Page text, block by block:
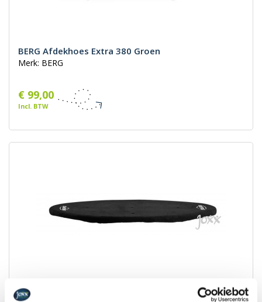
BERG Afdekhoes Extra 380 Groen
Merk: BERG
€ 99,00
Incl. BTW